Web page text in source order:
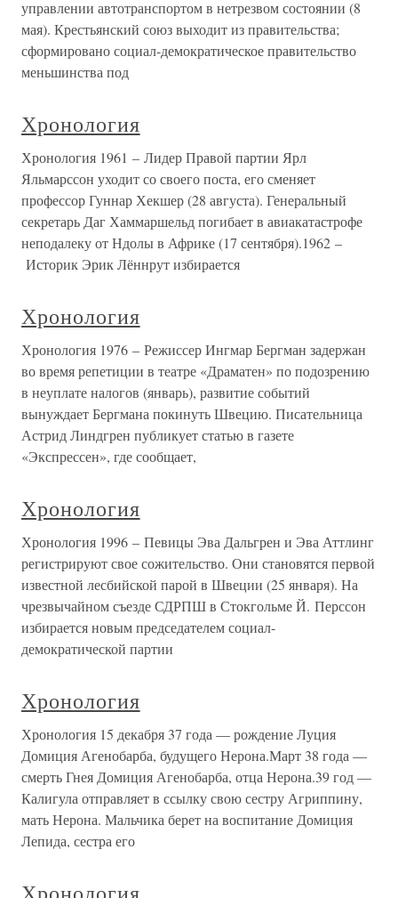
управлении автотранспортом в нетрезвом состоянии (8
мая). Крестьянский союз выходит из правительства;
сформировано социал-демократическое правительство
меньшинства под
Хронология
Хронология 1961 – Лидер Правой партии Ярл
Яльмарссон уходит со своего поста, его сменяет
профессор Гуннар Хекшер (28 августа). Генеральный
секретарь Даг Хаммаршельд погибает в авиакатастрофе
неподалеку от Ндолы в Африке (17 сентября).1962 –
Историк Эрик Лённрут избирается
Хронология
Хронология 1976 – Режиссер Ингмар Бергман задержан
во время репетиции в театре «Драматен» по подозрению
в неуплате налогов (январь), развитие событий
вынуждает Бергмана покинуть Швецию. Писательница
Астрид Линдгрен публикует статью в газете
«Экспрессен», где сообщает,
Хронология
Хронология 1996 – Певицы Эва Дальгрен и Эва Аттлинг
регистрируют свое сожительство. Они становятся первой
известной лесбийской парой в Швеции (25 января). На
чрезвычайном съезде СДРПШ в Стокгольме Й. Перссон
избирается новым председателем социал-
демократической партии
Хронология
Хронология 15 декабря 37 года — рождение Луция
Домиция Агенобарба, будущего Нерона.Март 38 года —
смерть Гнея Домиция Агенобарба, отца Нерона.39 год —
Калигула отправляет в ссылку свою сестру Агриппину,
мать Нерона. Мальчика берет на воспитание Домиция
Лепида, сестра его